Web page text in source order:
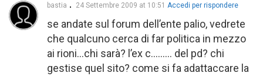
bastia 24 Settembre 2009 at 10:51 Accedi per rispondere
se andate sul forum dell’ente palio, vedrete
che qualcuno cerca di far politica in mezzo
ai rioni…chi sarà? l’ex c……… del pd? chi
gestise quel sito? come si fa adattaccare la